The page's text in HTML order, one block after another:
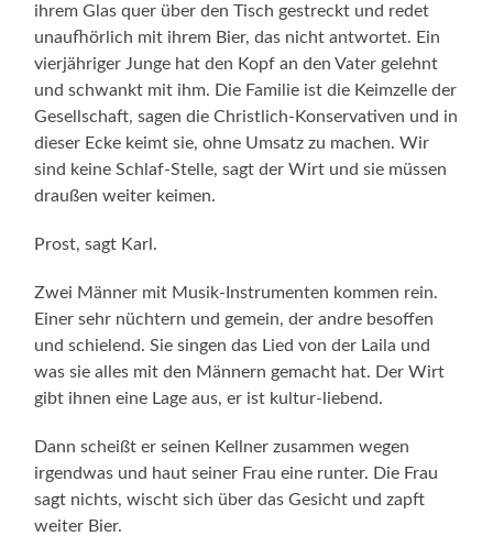
ihrem Glas quer über den Tisch gestreckt und redet
unaufhörlich mit ihrem Bier, das nicht antwortet. Ein
vierjäh­riger Junge hat den Kopf an den Vater gelehnt
und schwankt mit ihm. Die Familie ist die Keimzelle der
Gesellschaft, sagen die Christlich-Konservativen und in
dieser Ecke keimt sie, ohne Um­satz zu machen. Wir
sind keine Schlaf-Stelle, sagt der Wirt und sie müssen
draußen wei­ter keimen.
Prost, sagt Karl.
Zwei Männer mit Musik-Instrumenten kommen rein.
Einer sehr nüchtern und gemein, der andre besoffen
und schielend. Sie singen das Lied von der Laila und
was sie alles mit den Männern gemacht hat. Der Wirt
gibt ihnen eine Lage aus, er ist kultur-liebend.
Dann scheißt er seinen Kellner zusammen wegen
irgendwas und haut seiner Frau eine runter. Die Frau
sagt nichts, wischt sich über das Gesicht und zapft
weiter Bier.